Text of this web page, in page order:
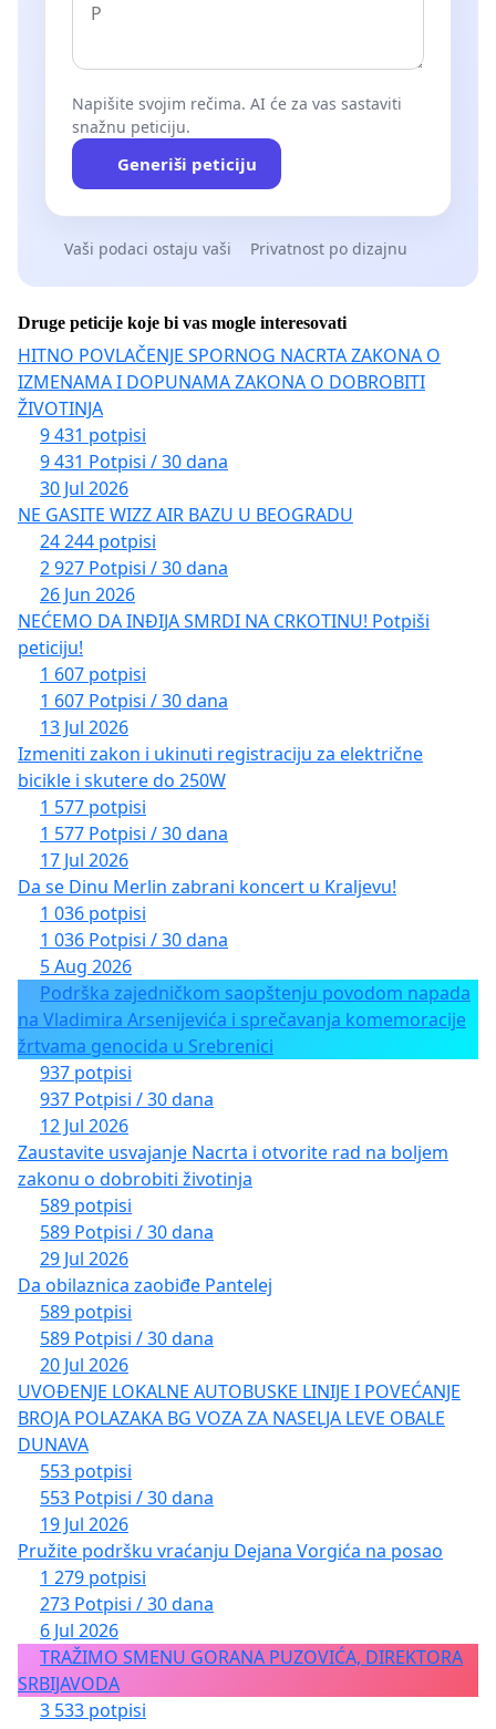
Napišite svojim rečima. AI će za vas sastaviti
snažnu peticiju.
Generiši peticiju
Vaši podaci ostaju vaši Privatnost po dizajnu
Druge peticije koje bi vas mogle interesovati
HITNO POVLAČENJE SPORNOG NACRTA ZAKONA O
IZMENAMA I DOPUNAMA ZAKONA O DOBROBITI
ŽIVOTINJA
9 431 potpisi
9 431 Potpisi / 30 dana
30 Jul 2026
NE GASITE WIZZ AIR BAZU U BEOGRADU
24 244 potpisi
2 927 Potpisi / 30 dana
26 Jun 2026
NEĆEMO DA INĐIJA SMRDI NA CRKOTINU! Potpiši
peticiju!
1 607 potpisi
1 607 Potpisi / 30 dana
13 Jul 2026
Izmeniti zakon i ukinuti registraciju za električne
bicikle i skutere do 250W
1 577 potpisi
1 577 Potpisi / 30 dana
17 Jul 2026
Da se Dinu Merlin zabrani koncert u Kraljevu!
1 036 potpisi
1 036 Potpisi / 30 dana
5 Aug 2026
Podrška zajedničkom saopštenju povodom napada
na Vladimira Arsenijevića i sprečavanja komemoracije
žrtvama genocida u Srebrenici
937 potpisi
937 Potpisi / 30 dana
12 Jul 2026
Zaustavite usvajanje Nacrta i otvorite rad na boljem
zakonu o dobrobiti životinja
589 potpisi
589 Potpisi / 30 dana
29 Jul 2026
Da obilaznica zaobiđe Pantelej
589 potpisi
589 Potpisi / 30 dana
20 Jul 2026
UVOĐENJE LOKALNE AUTOBUSKE LINIJE I POVEĆANJE
BROJA POLAZAKA BG VOZA ZA NASELJA LEVE OBALE
DUNAVA
553 potpisi
553 Potpisi / 30 dana
19 Jul 2026
Pružite podršku vraćanju Dejana Vorgića na posao
1 279 potpisi
273 Potpisi / 30 dana
6 Jul 2026
TRAŽIMO SMENU GORANA PUZOVIĆA, DIREKTORA
SRBIJAVODA
3 533 potpisi